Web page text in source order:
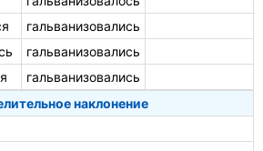
гальванизовались
гальванизовались
гальванизовались
наклонение